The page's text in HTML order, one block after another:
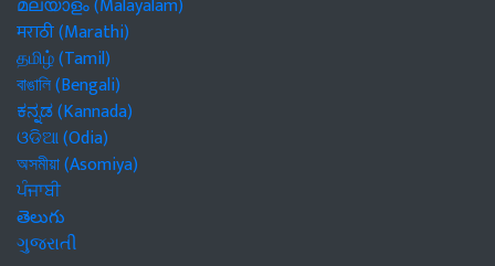
मराठी (Marathi)
தமிழ் (Tamil)
বাঙালি (Bengali)
ಕನ್ನಡ (Kannada)
ଓଡିଆ (Odia)
অসমীয়া (Asomiya)
ਪੰਜਾਬੀ
తెలుగు
ગુજરાતી